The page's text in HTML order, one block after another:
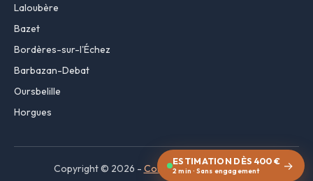
Laloubère
Bazet
Bordères-sur-l'Échez
Barbazan-Debat
Oursbelille
Horgues
Copyright © 2026 - Contact·Mentions légales
ESTIMATION DÈS 400 €
2 min · Sans engagement →